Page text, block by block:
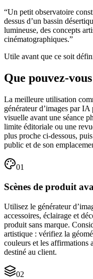
“Un petit observatoire
dessus d’un bassin
lumineuse, des concepts
cinématographiques.”
Utile avant que ce soit
Que pouvez-
La meilleure utilisation
générateur d’images par
visuelle avant une séance
limite éditoriale ou une
plus proche ci-dessous,
public et de son
01
Scènes de produit
Utilisez le générateur
accessoires, éclairage et
produit sans marque.
artistique : vérifiez la
couleurs et les affirmations
destiné au client.
02